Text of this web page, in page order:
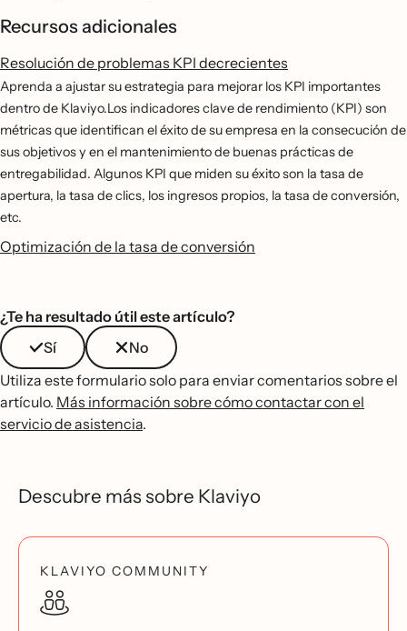
Recursos adicionales
Resolución de problemas KPI decrecientes
Aprenda a ajustar su estrategia para mejorar los KPI importantes
dentro de Klaviyo.Los indicadores clave de rendimiento (KPI) son
métricas que identifican el éxito de su empresa en la consecución de
sus objetivos y en el mantenimiento de buenas prácticas de
entregabilidad. Algunos KPI que miden su éxito son la tasa de
apertura, la tasa de clics, los ingresos propios, la tasa de conversión,
etc.
Optimización de la tasa de conversión
¿Te ha resultado útil este artículo?
Sí
No
Utiliza este formulario solo para enviar comentarios sobre el
artículo. Más información sobre cómo contactar con el
servicio de asistencia.
Descubre más sobre Klaviyo
KLAVIYO COMMUNITY